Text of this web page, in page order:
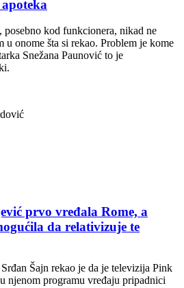
kod funkcionera, nikad ne
onome šta si rekao. Problem je kome
Snežana Paunović to je
prvo vređala Rome, a
da relativizuje te
Šajn rekao je da je televizija Pink
njenom programu vređaju pripadnici